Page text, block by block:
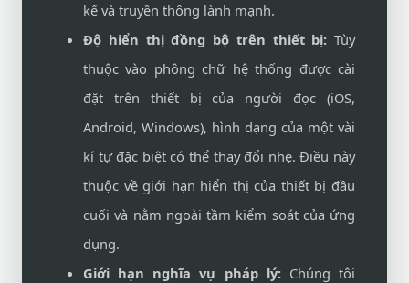
kế và truyền thông lành mạnh.
Độ hiển thị đồng bộ trên thiết bị: Tùy
thuộc vào phông chữ hệ thống được cài
đặt trên thiết bị của người đọc (iOS,
Android, Windows), hình dạng của một vài
kí tự đặc biệt có thể thay đổi nhẹ. Điều này
thuộc về giới hạn hiển thị của thiết bị đầu
cuối và nằm ngoài tầm kiểm soát của ứng
dụng.
Giới hạn nghĩa vụ pháp lý:Chúng tôi